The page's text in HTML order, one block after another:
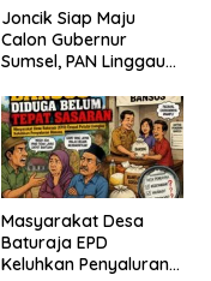
Joncik Siap Maju
Calon Gubernur
Sumsel, PAN Linggau
DPRD
Masyarakat Desa
Baturaja EPD
Keluhkan Penyaluran